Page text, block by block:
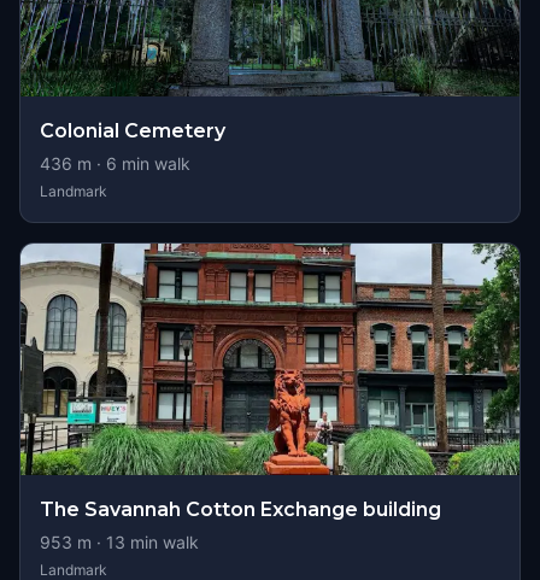
Colonial Cemetery
436 m · 6 min walk
Landmark
The Savannah Cotton Exchange building
953 m · 13 min walk
Landmark